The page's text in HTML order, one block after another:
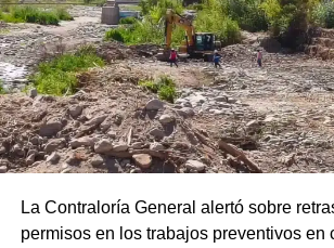
Asimismo, al evaluar la coyuntura
instalación de los representantes en el
Ejecutivo, el líder instó a la ciudadanía
las autoridades salientes y entrantes.
remarcó que las Asambleas de Dios del
19.ª Confraternidad Regional en Ilo
compromiso de la iglesia de orar
bienestar del país.
La Contraloría General alertó sobre
permisos en los trabajos preventivos en